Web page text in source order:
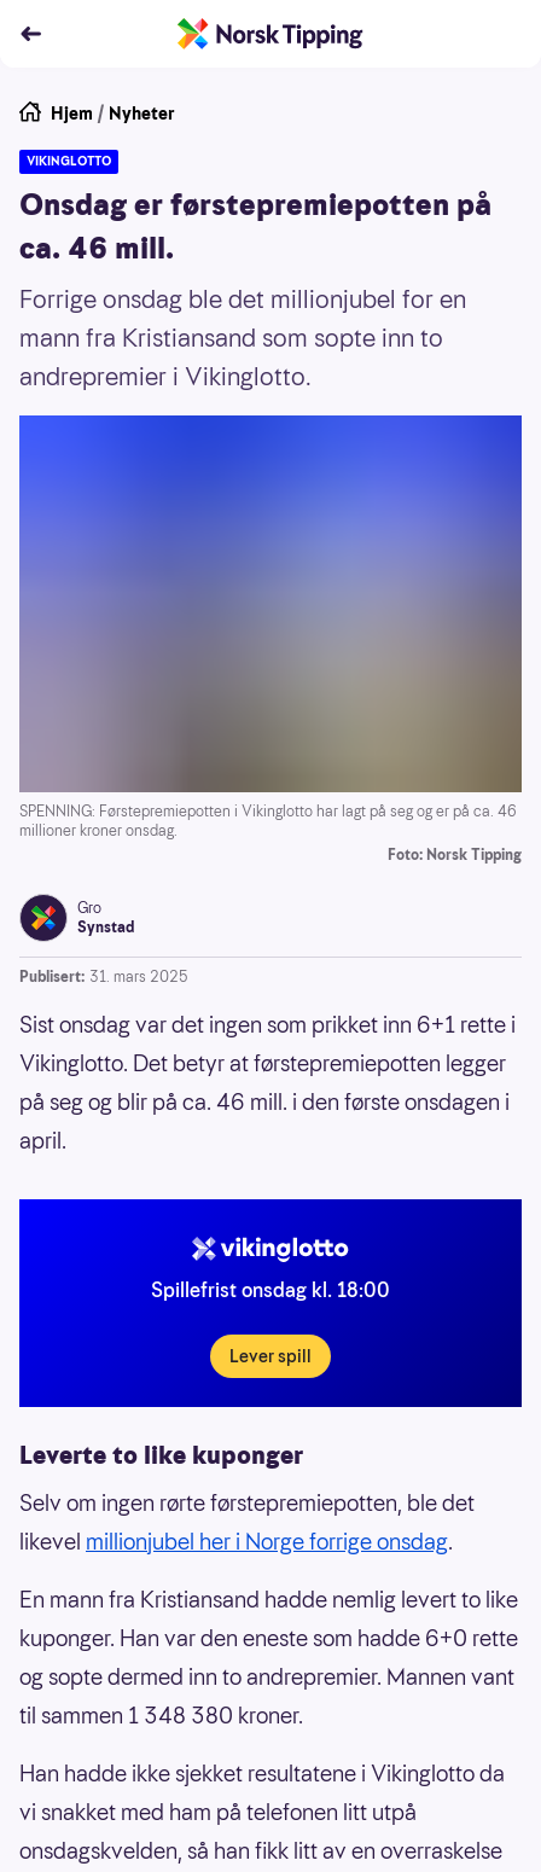
Hjem / Nyheter
VIKINGLOTTO
Onsdag er førstepremiepotten på
ca. 46 mill.
Forrige onsdag ble det millionjubel for en
mann fra Kristiansand som sopte inn to
andrepremier i Vikinglotto.
SPENNING: Førstepremiepotten i Vikinglotto har lagt på seg og er på ca. 46
millioner kroner onsdag.
Foto: Norsk Tipping
Gro
Synstad
Publisert: 31. mars 2025
Sist onsdag var det ingen som prikket inn 6+1 rette i
Vikinglotto. Det betyr at førstepremiepotten legger
på seg og blir på ca. 46 mill. i den første onsdagen i
april.
Spillefrist onsdag kl. 18:00
Lever spill
Leverte to like kuponger
Selv om ingen rørte førstepremiepotten, ble det
likevel millionjubel her i Norge forrige onsdag.
En mann fra Kristiansand hadde nemlig levert to like
kuponger. Han var den eneste som hadde 6+0 rette
og sopte dermed inn to andrepremier. Mannen vant
til sammen 1 348 380 kroner.
Han hadde ikke sjekket resultatene i Vikinglotto da
vi snakket med ham på telefonen litt utpå
onsdagskvelden, så han fikk litt av en overraskelse